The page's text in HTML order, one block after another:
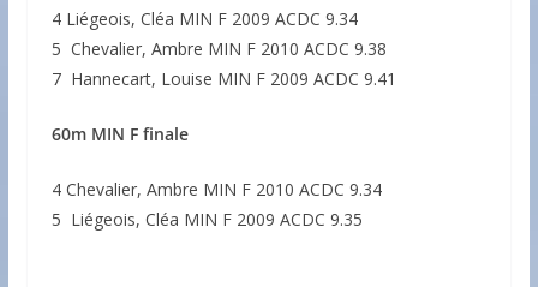
4 Liégeois, Cléa MIN F 2009 ACDC 9.34
5 Chevalier, Ambre MIN F 2010 ACDC 9.38
7 Hannecart, Louise MIN F 2009 ACDC 9.41
60m MIN F finale
4 Chevalier, Ambre MIN F 2010 ACDC 9.34
5 Liégeois, Cléa MIN F 2009 ACDC 9.35